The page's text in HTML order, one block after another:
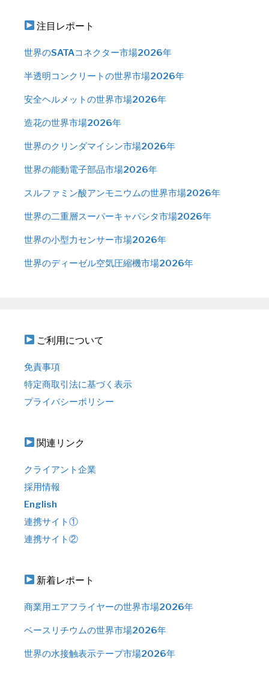
注目レポート
世界のSATAコネクター市場2026年
半透明コンクリートの世界市場2026年
安全ヘルメットの世界市場2026年
造花の世界市場2026年
世界のクリンダマイシン市場2026年
世界の能動電子部品市場2026年
スルファミン酸アンモニウムの世界市場2026年
世界の二重層スーパーキャパシタ市場2026年
世界の小型力センサー市場2026年
世界のディーゼル空気圧縮機市場2026年
ご利用について
免責事項
特定商取引法に基づく表示
プライバシーポリシー
関連リンク
クライアント企業
採用情報
English
連携サイト①
連携サイト②
新着レポート
商業用エアフライヤーの世界市場2026年
ベースリチウムの世界市場2026年
世界の水接触表示テープ市場2026年